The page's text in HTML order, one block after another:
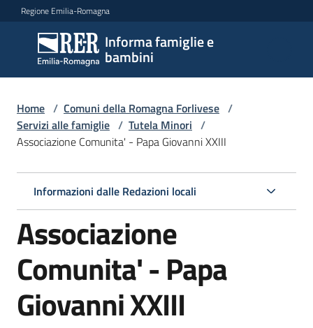
Vai al contenuto
Vai alla navigazione
Vai al footer
Regione Emilia-Romagna
Informa famiglie e
bambini
Informa
famiglie
e
bambini
Menu selezionato
Centri
per
famiglie
Home / Comuni della Romagna Forlivese /
Servizi alle famiglie / Tutela Minori /
Associazione Comunita' - Papa Giovanni XXIII
Informazioni dalle Redazioni locali
Associazione
Comunita' - Papa
Giovanni XXIII